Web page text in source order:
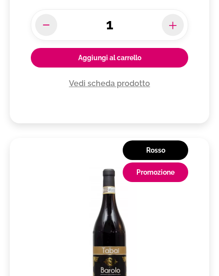
Aggiungi al carrello
Vedi scheda prodotto
Rosso
Promozione